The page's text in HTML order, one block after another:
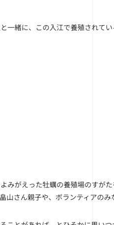
緒に、この入江で養殖されてい
みがえった牡蠣の養殖場のすが
さん親子や、ボランティアのみ